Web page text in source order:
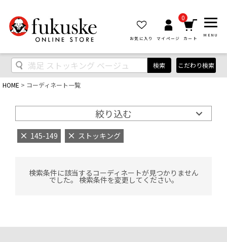
お気に入り マイページ
0
カート
MENU
検索 こだわり検索
HOME コーディネート一覧
絞り込む
145-149 ストッキング
検索条件に該当するコーディネートが見つかりません
でした。 検索条件を変更してください。